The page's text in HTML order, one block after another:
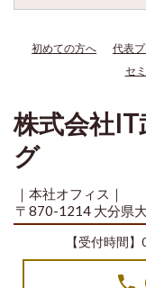
初めての方へ 代表
セ
株式会社
グ
｜本社オフィス｜
〒870-1214 大分県
【受付時間